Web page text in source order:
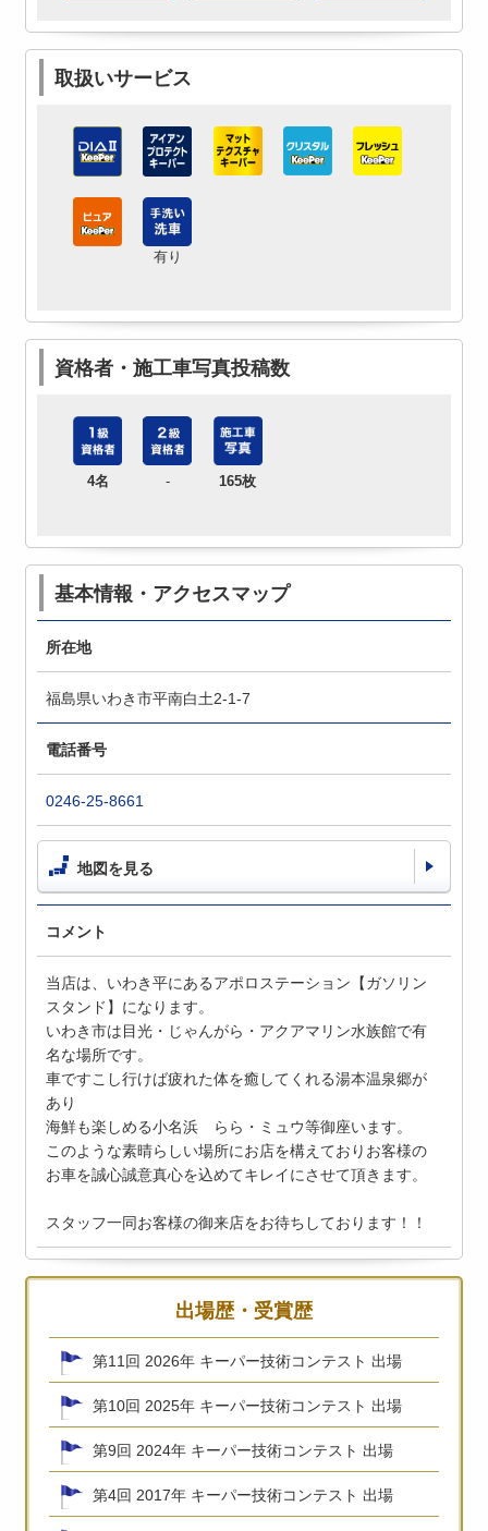
取扱いサービス
有り
資格者・施工車写真投稿数
4名 - 165枚
基本情報・アクセスマップ
所在地
福島県いわき市平南白土2-1-7
電話番号
0246-25-8661
地図を見る
コメント
当店は、いわき平にあるアポロステーション【ガソリン
スタンド】になります。
いわき市は目光・じゃんがら・アクアマリン水族館で有
名な場所です。
車ですこし行けば疲れた体を癒してくれる湯本温泉郷が
あり
海鮮も楽しめる小名浜 らら・ミュウ等御座います。
このような素晴らしい場所にお店を構えておりお客様の
お車を誠心誠意真心を込めてキレイにさせて頂きます。
スタッフ一同お客様の御来店をお待ちしております！！
出場歴・受賞歴
第11回 2026年 キーパー技術コンテスト 出場
第10回 2025年 キーパー技術コンテスト 出場
第9回 2024年 キーパー技術コンテスト 出場
第4回 2017年 キーパー技術コンテスト 出場